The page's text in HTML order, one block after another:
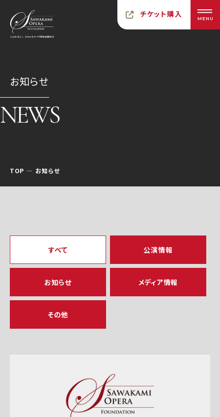
チケット購入 MENU
お知らせ
NEWS
TOP お知らせ
すべて 公演情報
お知らせ メディア情報
その他